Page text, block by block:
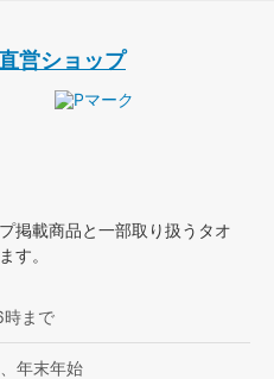
営ショップ
掲載商品と一部取り扱うタオ
す。
時まで
年末年始